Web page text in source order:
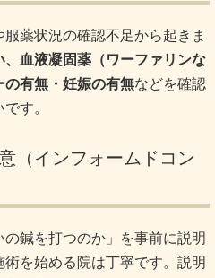
薬状況の確認不足から起きま
血液凝固薬（ワーファリンな
の有無・妊娠の有無などを確認
す。
（インフォームドコン
の鍼を打つのか」を事前に説明
を始める院は丁寧です。説明